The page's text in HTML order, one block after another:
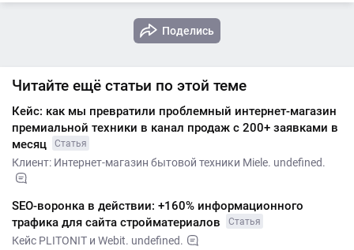
Поделись
Читайте ещё статьи по этой теме
Кейс: как мы превратили проблемный интернет-магазин
премиальной техники в канал продаж с 200+ заявками в
месяц
Статья
Клиент: Интернет-магазин бытовой техники Miele. undefined.
SEO-воронка в действии: +160% информационного
трафика для сайта стройматериалов
Статья
Кейс PLITONIT и Webit. undefined.